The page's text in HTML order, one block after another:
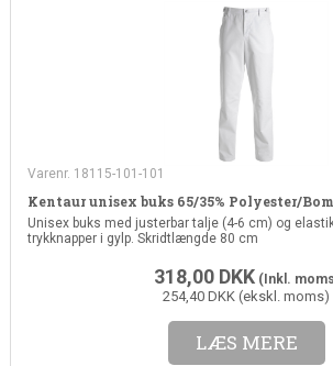
Varenr. 18115-101-101
Kentaur unisex buks 65/35% Polyester/
Unisex buks med justerbar talje (4-6 cm) og
trykknapper i gylp. Skridtlængde 80 cm
318,00 DKK(Inkl.
254,40 DKK (ekskl. moms)
LÆS MERE